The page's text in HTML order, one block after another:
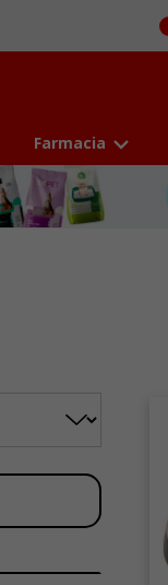
Farmacia